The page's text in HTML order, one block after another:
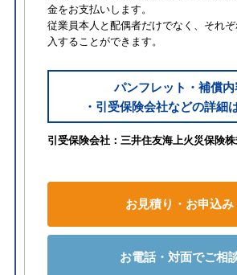
金をお支払いします。
従業員本人と配偶者だけでなく、それ
入することができます。
パンフレット・補償内
・引受保険会社などの詳細
引受保険会社：三井住友海上火災保険
お見積り・お申込み
お電話・対面でご相